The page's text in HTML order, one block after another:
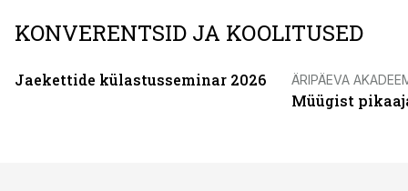
KONVERENTSID JA KOOLITUSED
Jaekettide külastusseminar 2026 ÄRIPÄEVA
Müügist